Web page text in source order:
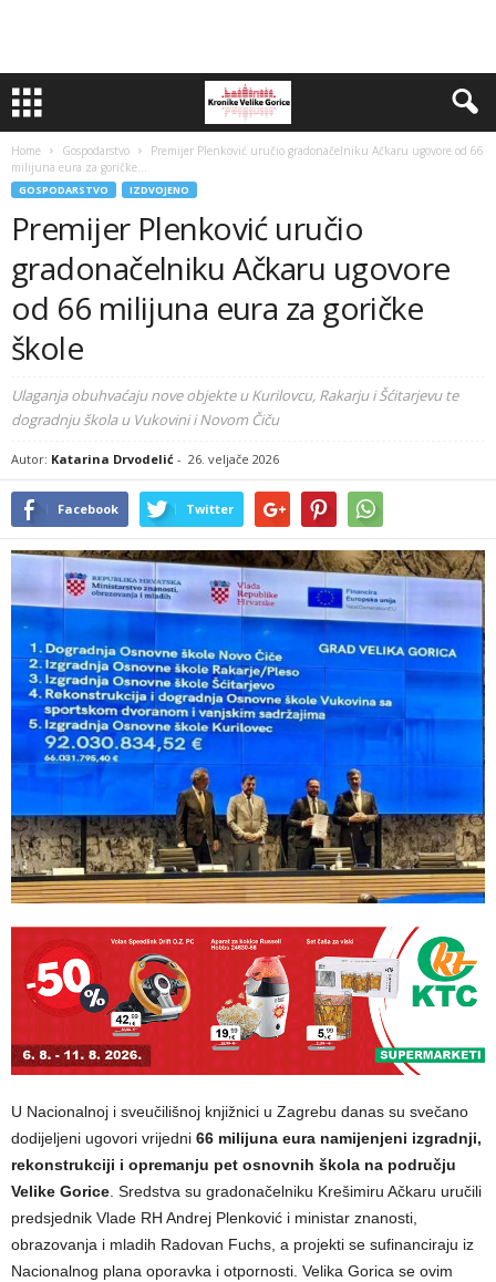
Home Gospodarstvo
Premijer Plenković uručio gradonačelniku Ačkaru ugovore od 66
milijuna eura za goričke...
GOSPODARSTVO IZDVOJENO
Premijer Plenković uručio
gradonačelniku Ačkaru ugovore
od 66 milijuna eura za goričke
škole
Ulaganja obuhvaćaju nove objekte u Kurilovcu, Rakarju i Šćitarjevu te
dogradnju škola u Vukovini i Novom Čiču
Autor: Katarina Drvodelić - 26. veljače 2026
Facebook Twitter
U Nacionalnoj i sveučilišnoj knjižnici u Zagrebu danas su svečano
dodijeljeni ugovori vrijedni 66 milijuna eura namijenjeni izgradnji,
rekonstrukciji i opremanju pet osnovnih škola na području
Velike Gorice . Sredstva su gradonačelniku Krešimiru Ačkaru uručili
predsjednik Vlade RH Andrej Plenković i ministar znanosti,
obrazovanja i mladih Radovan Fuchs, a projekti se sufinanciraju iz
Nacionalnog plana oporavka i otpornosti. Velika Gorica se ovim